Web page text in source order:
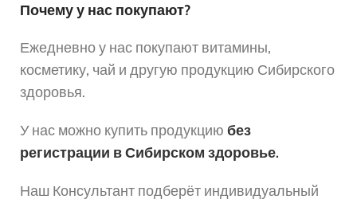
Почему у нас покупают?
Ежедневно у нас покупают витамины,
косметику, чай и другую продукцию Сибирского
здоровья.
У нас можно купить продукцию без
регистрации в Сибирском здоровье.
Наш Консультант подберёт индивидуальный